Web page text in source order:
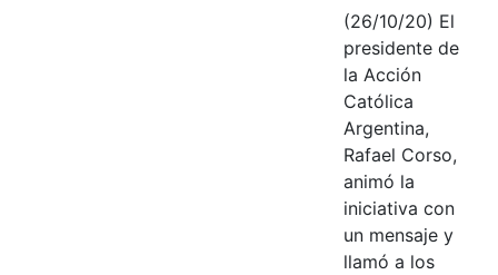
(26/10/20) El
presidente de
la Acción
Católica
Argentina,
Rafael Corso,
animó la
iniciativa con
un mensaje y
llamó a los